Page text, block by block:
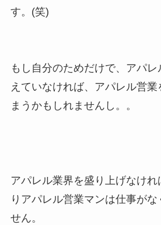
す。(笑)
もし自分のためだけで、アパ
えていなければ、アパレル営業
まうかもしれませんし。。
アパレル業界を盛り上げなけ
りアパレル営業マンは仕事がな
せん。